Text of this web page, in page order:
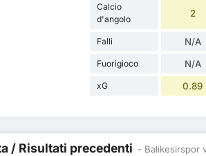
Calcio
d'angolo
2
Falli N/A
Fuorigioco N/A
xG 0.89
/ Risultati precedenti - Balikesirspor